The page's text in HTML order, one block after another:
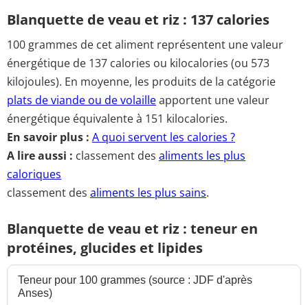
Blanquette de veau et riz : 137 calories
100 grammes de cet aliment représentent une valeur
énergétique de 137 calories ou kilocalories (ou 573
kilojoules). En moyenne, les produits de la catégorie
plats de viande ou de volailleapportent une valeur
énergétique équivalente à 151 kilocalories.
En savoir plus : A quoi servent les calories ?
A lire aussi : classement des aliments les plus
caloriques
classement des aliments les plus sains.
Blanquette de veau et riz : teneur en
protéines, glucides et lipides
Teneur pour 100 grammes (source : JDF d'après
Anses)